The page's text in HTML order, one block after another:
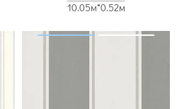
10.05м*0.52м